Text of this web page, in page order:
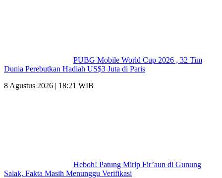
PUBG Mobile World Cup 2026 , 32 Tim
Dunia Perebutkan Hadiah US$3 Juta di Paris
8 Agustus 2026 | 18:21 WIB
Heboh! Patung Mirip Fir’aun di Gunung
Salak, Fakta Masih Menunggu Verifikasi